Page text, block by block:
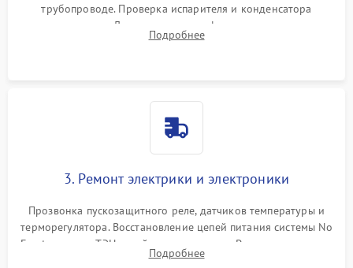
трубопроводе. Проверка испарителя и конденсатора
течеискателем. Демонтаж старого фильтра-осушителя и
продувка капиллярной трубки для устранения засоров.
Подробнее
3. Ремонт электрики и электроники
Прозвонка пускозащитного реле, датчиков температуры и
терморегулятора. Восстановление цепей питания системы No
Frost, включая ТЭН оттайки и вентилятор. Ремонт или замена
платы управления при сбоях алгоритмов.
Подробнее